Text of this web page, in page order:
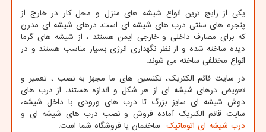
یکی از رایج ترین انواع شیشه های منزل و محل کار در خارج از
پنجره های سنتی درب های شیشه ای است. درهای شیشه ای مدرن
که برای مصارف داخلی و خارجی ایمن هستند ، از شیشه های گرما
دیده ساخته شده و از نظر نگهداری انرژی بسیار مناسب هستند و در
انواع مختلفی ساخته می شوند.
در سایت قائم الکتریک، تکنسین های ما مجهز به نصب ، تعمیر و
تعویض درهای شیشه ای از هر شکل و اندازه هستند. از درب های
دوش شیشه ای سایز بزرگ تا درب های ورودی با داخل شیشه،
سایت قائم الکتریک آماده فروش و نصب درب های شیشه ای و
درب شیشه ای اتوماتیک ساختمان یا فروشگاه شما است.